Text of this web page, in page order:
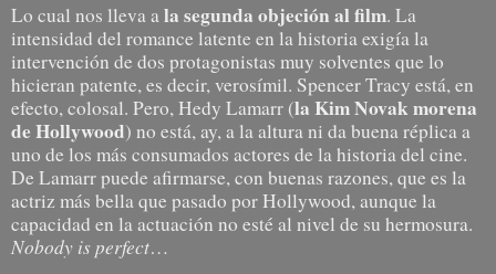
Lo cual nos lleva ala segunda objeción al film. La
intensidad del romance latente en la historia exigía la
intervención de dos protagonistas muy solventes que lo
hicieran patente, es decir, verosímil. Spencer Tracy está, en
efecto, colosal. Pero, Hedy Lamarr (la Kim Novak morena
de Hollywood) no está, ay, a la altura ni da buena réplica a
uno de los más consumados actores de la historia del cine.
De Lamarr puede afirmarse, con buenas razones, que es la
actriz más bella que pasado por Hollywood, aunque la
capacidad en la actuación no esté al nivel de su hermosura.
Nobody is perfect…